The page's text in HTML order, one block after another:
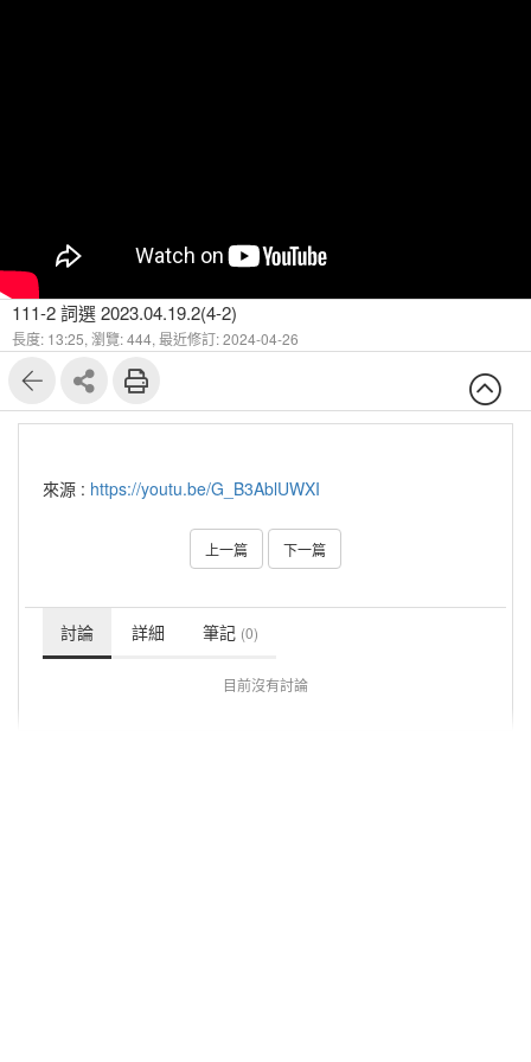
111-2 詞選 2023.04.19.2(4-2)
長度: 13:25, 瀏覽: 444, 最近修訂: 2024-04-26
來源 : https://youtu.be/G_B3AblUWXI
上一篇 下一篇
討論 詳細 筆記 (0)
目前沒有討論